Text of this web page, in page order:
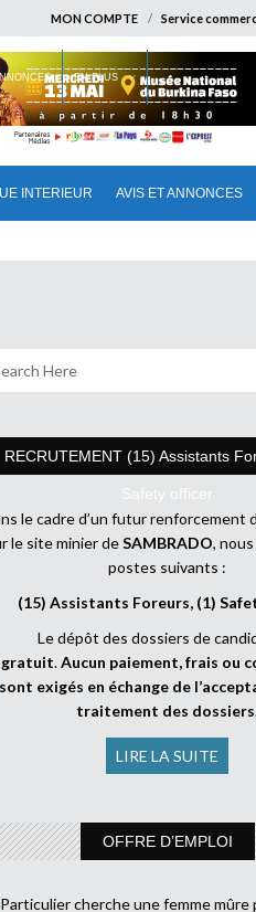
MON COMPTE Service
INTERIEUR AVIS ET ANNONCES
EN PLUS
RECRUTEMENT (15) Assistants
Safety officer
le cadre d’un futur renforcement
le site minier deSAMBRADO,
postes suivants :
(15) Assistants Foreurs, (1)
Le dépôt des dossiers de
gratuit.Aucun paiement, frais ou
sont exigés en échange de
traitement des dossiers
LIRE LA SUITE
OFFRE D’EMPLOI
Particulier cherche une femme mûre